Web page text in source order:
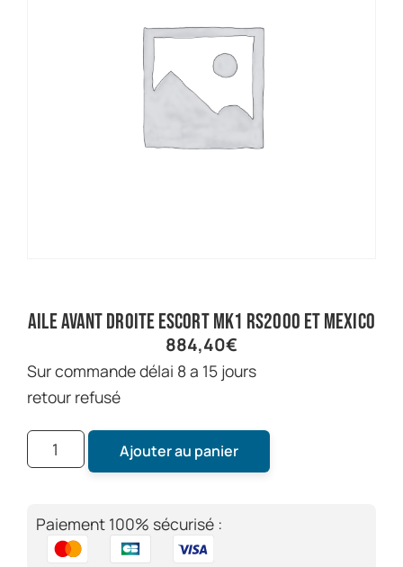
aile avant droite escort mk1 RS2000 et mexico
884,40€
sur commande délai 8 a 15 jours
retour refusé
Ajouter au panier
Paiement 100% sécurisé :